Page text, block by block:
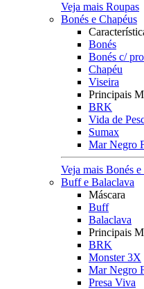
Veja mais Roupas
Bonés e Chapéus
Bonés
Bonés c/
Chapéu
Viseira
Principais
BRK
Vida de
Sumax
Mar Negro
Veja mais Bonés e
Buff e Balaclava
Máscara
Buff
Balaclava
Principais
BRK
Monster 3X
Mar Negro
Presa Viva